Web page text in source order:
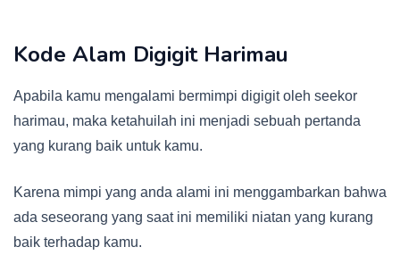
Kode Alam Digigit Harimau
Apabila kamu mengalami bermimpi digigit oleh seekor
harimau, maka ketahuilah ini menjadi sebuah pertanda
yang kurang baik untuk kamu.
Karena mimpi yang anda alami ini menggambarkan bahwa
ada seseorang yang saat ini memiliki niatan yang kurang
baik terhadap kamu.